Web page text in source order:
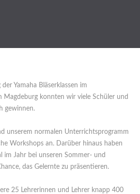
Yamaha Bläserklassen im
Magdeburg konnten wir viele Schüler und
gewinnen.
unserem normalen Unterrichtsprogramm
Workshops an. Darüber hinaus haben
im Jahr bei unseren Sommer- und
das Gelernte zu präsentieren.
25 Lehrerinnen und Lehrer knapp 400